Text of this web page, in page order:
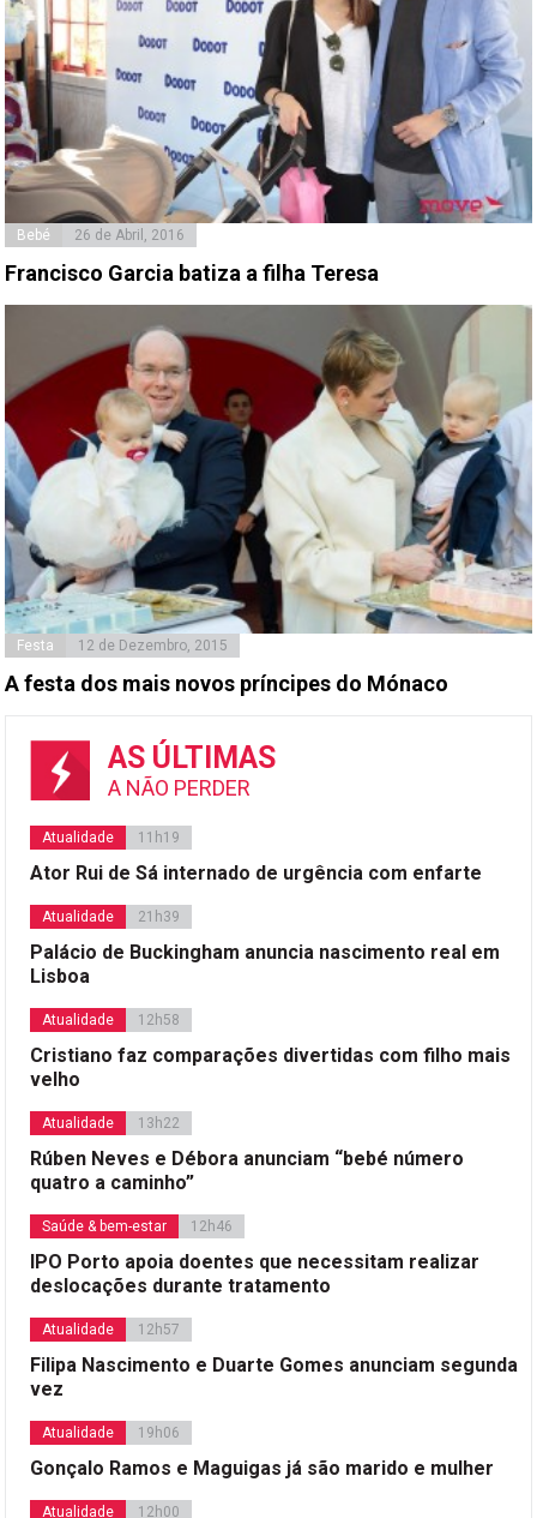
Bebé 26 de Abril, 2016
Francisco Garcia batiza a filha Teresa
Festa 12 de Dezembro, 2015
A festa dos mais novos príncipes do Mónaco
AS ÚLTIMAS
A NÃO PERDER
Atualidade 11h19
Ator Rui de Sá internado de urgência com enfarte
Atualidade 21h39
Palácio de Buckingham anuncia nascimento real em
Lisboa
Atualidade 12h58
Cristiano faz comparações divertidas com filho mais
velho
Atualidade 13h22
Rúben Neves e Débora anunciam “bebé número
quatro a caminho”
Saúde & bem-estar 12h46
IPO Porto apoia doentes que necessitam realizar
deslocações durante tratamento
Atualidade 12h57
Filipa Nascimento e Duarte Gomes anunciam segunda
vez
Atualidade 19h06
Gonçalo Ramos e Maguigas já são marido e mulher
Atualidade 12h00